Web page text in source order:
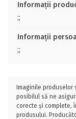
Informații
;;
Informații
;;
Imaginile
posibilul să ne
corecte și complete,
produsului.